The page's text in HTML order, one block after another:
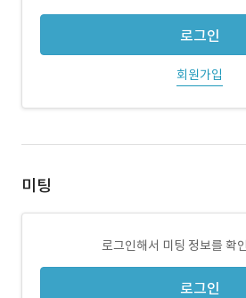
로그인
회원가입
미팅
로그인해서 미팅 정보를 확
로그인